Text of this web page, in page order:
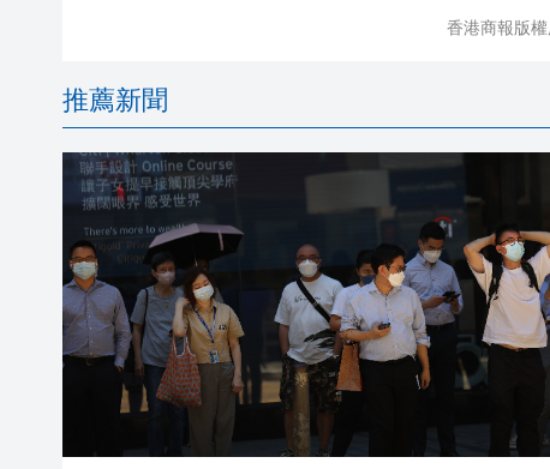
香港商報版權
推薦新聞